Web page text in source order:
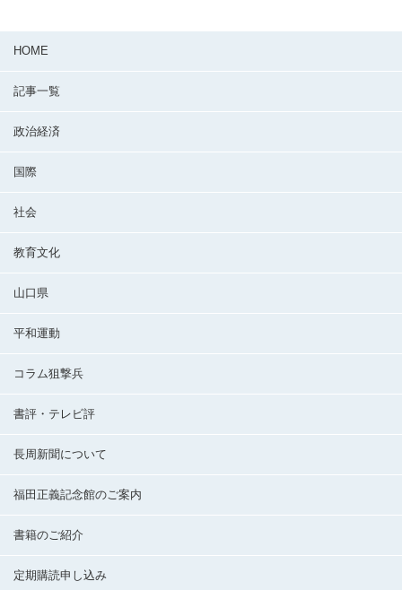
HOME
記事一覧
政治経済
国際
社会
教育文化
山口県
平和運動
コラム狙撃兵
書評・テレビ評
長周新聞について
福田正義記念館のご案内
書籍のご紹介
定期購読申し込み